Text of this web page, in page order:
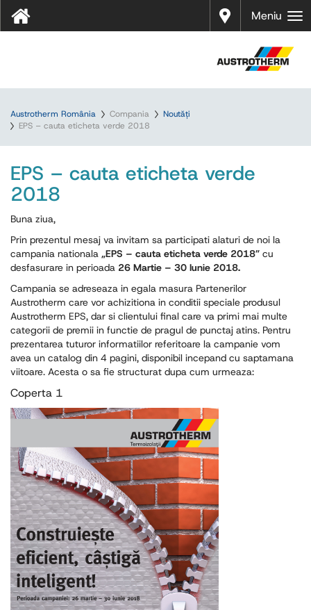
Distrib
uitori
Meniu
Austrotherm România Compania
Noutăți
EPS – cauta eticheta verde 2018
EPS – cauta eticheta verde
2018
Buna ziua,
Prin prezentul mesaj va invitam sa participati alaturi de noi la
campania nationala „EPS – cauta eticheta verde 2018” cu
desfasurare in perioada 26 Martie – 30 Iunie 2018.
Campania se adreseaza in egala masura Partenerilor
Austrotherm care vor achizitiona in conditii speciale produsul
Austrotherm EPS, dar si clientului final care va primi mai multe
categorii de premii in functie de pragul de punctaj atins. Pentru
prezentarea tuturor informatiilor referitoare la campanie vom
avea un catalog din 4 pagini, disponibil incepand cu saptamana
viitoare. Acesta o sa fie structurat dupa cum urmeaza:
Coperta 1